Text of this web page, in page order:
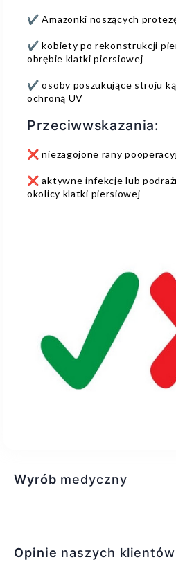
✔️ Amazonki noszących
✔️ kobiety po rekonstrukcji
obrębie klatki piersiowej
✔️ osoby poszukujące stroju
ochroną UV
Przeciwwskazania:
❌ niezagojone rany
❌ aktywne infekcje lub
okolicy klatki piersiowej
Wyrób medyczny
Opinie naszych klientów